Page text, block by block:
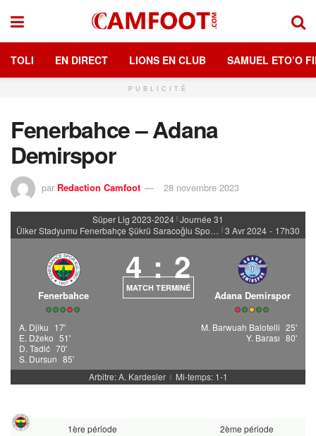
TOLI EN DIRECT LIONS EN CLUB SAMUEL ETO’O
PUBLICITÉ
Fenerbahce – Adana
Demirspor
par Redaction Camfoot 28 novembre 2023
Süper Lig 2023-2024 | Journée 31
| 3 Avr 2024 - 17h30
Fenerbahce
4 : 2
MATCH TERMINÉ
Adana Demirspor
A. Djiku 17'
E. Džeko 51'
D. Tadić 70'
S. Dursun 85'
M. Barwuah Balotelli 25'
Y. Barası 80'
Arbitre: A. Kardesler | Mi-temps: 1-1
1ère période 2ème période